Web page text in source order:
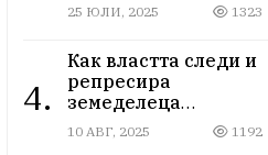
25 ЮЛИ, 2025 1323
4.
Как властта следи и
репресира
земеделеца
Илчовски
10 АВГ, 2025 1192